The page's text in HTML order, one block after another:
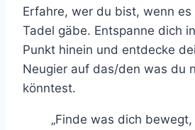
Erfahre, wer du bist, wenn
Tadel gäbe. Entspanne dich
Punkt hinein und entdecke
Neugier auf das/den was du
könntest.
„Finde was dich